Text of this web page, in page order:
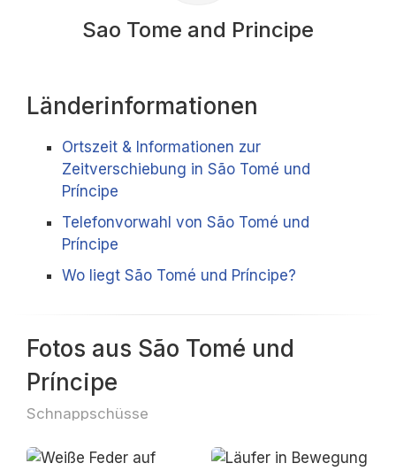
Sao Tome and Principe
Länderinformationen
Ortszeit & Informationen zur
Zeitverschiebung in São Tomé und
Príncipe
Telefonvorwahl von São Tomé und
Príncipe
Wo liegt São Tomé und Príncipe?
Fotos aus São Tomé und
Príncipe
Schnappschüsse